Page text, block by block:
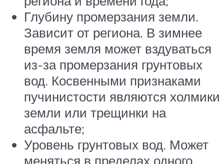
Глубину промерзания земли.
Зависит от региона. В зимнее
время земля может вздуваться
из-за промерзания грунтовых
вод. Косвенными признаками
пучинистости являются холмики
земли или трещинки на
асфальте;
Уровень грунтовых вод. Может
меняться в пределах одного